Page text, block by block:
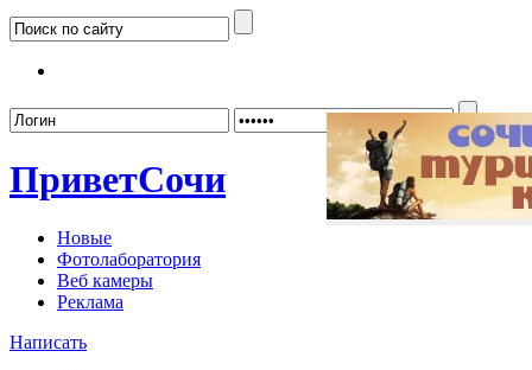
ПриветСочи
Новые
Фотолаборатория
Веб камеры
Реклама
Написать